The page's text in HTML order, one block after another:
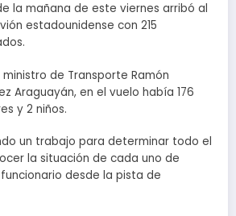
la mañana de este viernes arribó al
estadounidense con 215
de Transporte Ramón
Araguayán, en el vuelo había 176
y 2 niños.
un trabajo para determinar todo el
la situación de cada uno de
desde la pista de